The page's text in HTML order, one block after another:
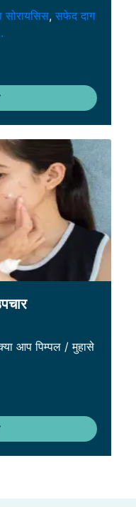
, सफेद दाग
आप पिम्पल / मुहासे